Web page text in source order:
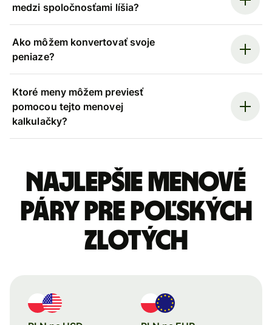
medzi spoločnosťami líšia?
Ako môžem konvertovať svoje
peniaze?
Ktoré meny môžem previesť
pomocou tejto menovej
kalkulačky?
Najlepšie menové
páry pre Poľských
zlotých